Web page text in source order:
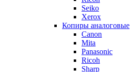
Seiko
Xerox
Копиры аналоговые
Canon
Mita
Panasonic
Ricoh
Sharp